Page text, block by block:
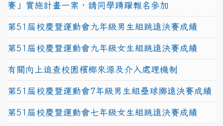
賽」實施計畫一案，請同學踴躍報名參加
第51屆校慶暨運動會九年級男生組跳遠決賽成績
第51屆校慶暨運動會九年級女生組跳遠決賽成績
有關向上追查校園檳榔來源及介入處理機制
第51屆校慶暨運動會7年級男生組壘球擲遠決賽成績
第51屆校慶暨運動會七年級女生組跳遠決賽成績